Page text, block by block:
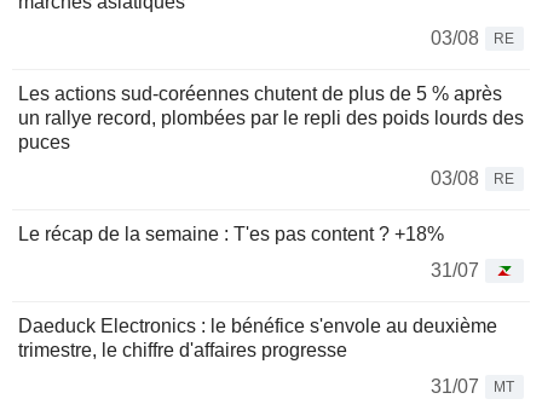
03/08
RE
Les actions sud-coréennes chutent de plus de 5 % après
un rallye record, plombées par le repli des poids lourds des
puces
03/08
RE
Le récap de la semaine : T'es pas content ? +18%
31/07
Daeduck Electronics : le bénéfice s'envole au deuxième
trimestre, le chiffre d'affaires progresse
31/07
MT